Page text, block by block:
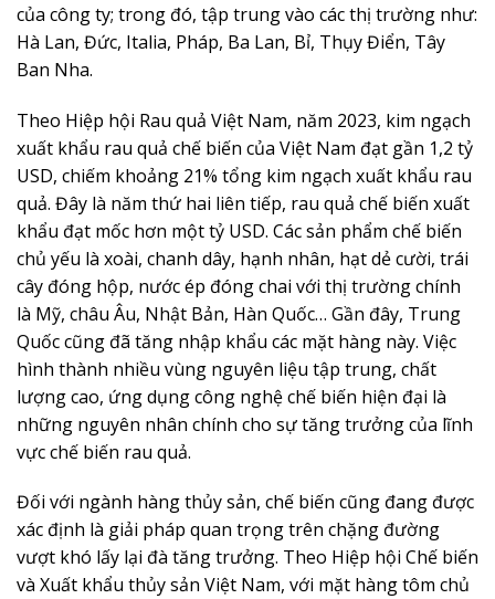
của công ty; trong đó, tập trung vào các thị trường như:
Hà Lan, Đức, Italia, Pháp, Ba Lan, Bỉ, Thụy Điển, Tây
Ban Nha.
Theo Hiệp hội Rau quả Việt Nam, năm 2023, kim ngạch
xuất khẩu rau quả chế biến của Việt Nam đạt gần 1,2 tỷ
USD, chiếm khoảng 21% tổng kim ngạch xuất khẩu rau
quả. Đây là năm thứ hai liên tiếp, rau quả chế biến xuất
khẩu đạt mốc hơn một tỷ USD. Các sản phẩm chế biến
chủ yếu là xoài, chanh dây, hạnh nhân, hạt dẻ cười, trái
cây đóng hộp, nước ép đóng chai với thị trường chính
là Mỹ, châu Âu, Nhật Bản, Hàn Quốc… Gần đây, Trung
Quốc cũng đã tăng nhập khẩu các mặt hàng này. Việc
hình thành nhiều vùng nguyên liệu tập trung, chất
lượng cao, ứng dụng công nghệ chế biến hiện đại là
những nguyên nhân chính cho sự tăng trưởng của lĩnh
vực chế biến rau quả.
Đối với ngành hàng thủy sản, chế biến cũng đang được
xác định là giải pháp quan trọng trên chặng đường
vượt khó lấy lại đà tăng trưởng. Theo Hiệp hội Chế biến
và Xuất khẩu thủy sản Việt Nam, với mặt hàng tôm chủ